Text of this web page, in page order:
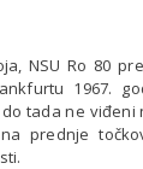
NSU Ro 80
1967.
tada ne viđeni
prednje